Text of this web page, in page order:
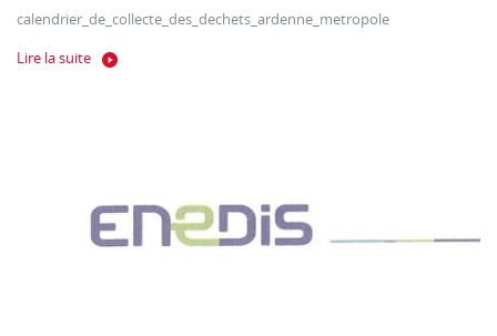
calendrier_de_collecte_des_dechets_ardenne_metropole
Lire la suite